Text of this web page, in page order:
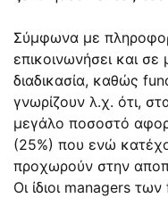
Σύμφωνα με
επικοινωνήσει και
διαδικασία, καθώς
γνωρίζουν λ.χ. ότι,
μεγάλο ποσοστό
(25%) που ενώ
προχωρούν στην
Οι ίδιοι managers